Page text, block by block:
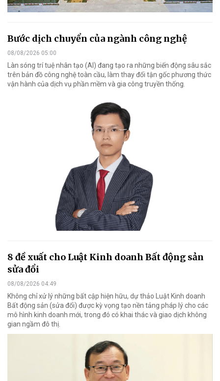
Bước dịch chuyển của ngành công nghệ
08/08/2026 05:00
Làn sóng trí tuệ nhân tạo (AI) đang tạo ra những biến động sâu sắc
trên bản đồ công nghệ toàn cầu, làm thay đổi tận gốc phương thức
vận hành của dịch vụ phần mềm và gia công truyền thống.
8 đề xuất cho Luật Kinh doanh Bất động sản
sửa đổi
08/08/2026 04:49
Không chỉ xử lý những bất cập hiện hữu, dự thảo Luật Kinh doanh
Bất động sản (sửa đổi) được kỳ vọng tạo nền tảng pháp lý cho các
mô hình kinh doanh mới, trong đó có khai thác và giao dịch không
gian ngầm đô thị.